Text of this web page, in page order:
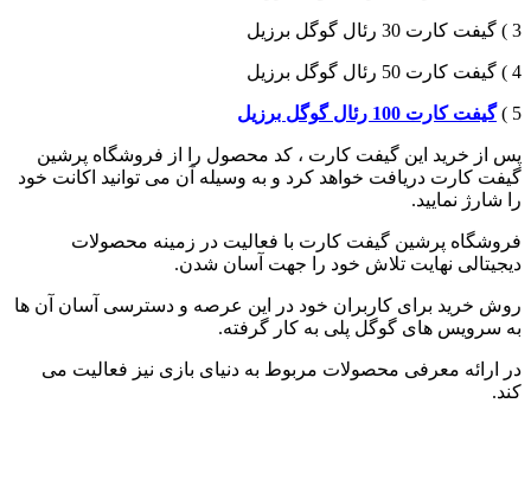
3 ) گیفت کارت 30 رئال گوگل برزیل
4 ) گیفت کارت 50 رئال گوگل برزیل
5 ) گیفت کارت 100 رئال گوگل برزیل
پس از خرید این گیفت کارت ، کد محصول را از فروشگاه پرشین
گیفت کارت دریافت خواهد کرد و به وسیله آن می توانید اکانت خود
را شارژ نمایید.
فروشگاه پرشین گیفت کارت با فعالیت در زمینه محصولات
دیجیتالی نهایت تلاش خود را جهت آسان شدن.
روش خرید برای کاربران خود در این عرصه و دسترسی آسان آن ها
به سرویس های گوگل پلی به کار گرفته.
در ارائه معرفی محصولات مربوط به دنیای بازی نیز فعالیت می
کند.